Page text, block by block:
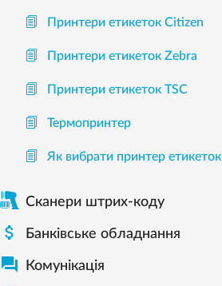
Принтери етикеток Citizen
Принтери етикеток Zebra
Принтери етикеток TSC
Термопринтер
Як вибрати принтер етикеток
Сканери штрих-коду
 Банківське обладнання
 Комунікація